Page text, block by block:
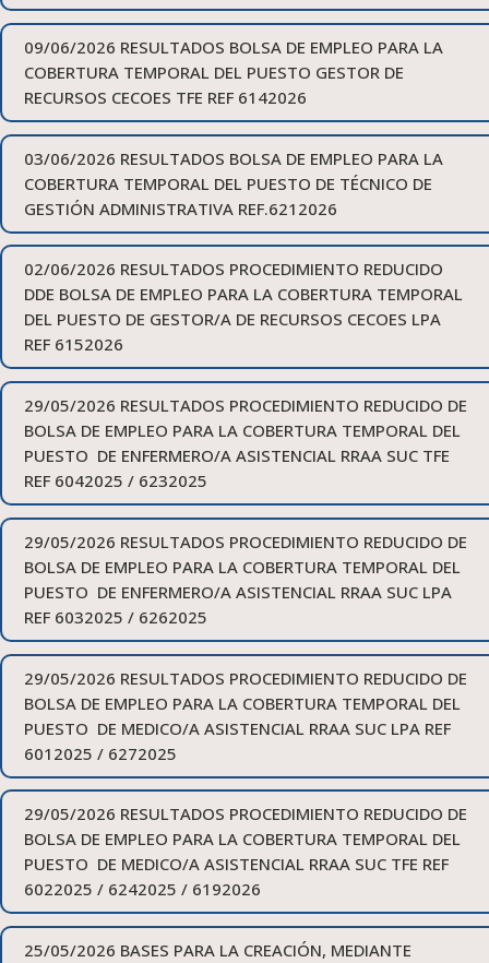
09/06/2026 RESULTADOS BOLSA DE EMPLEO PARA LA
COBERTURA TEMPORAL DEL PUESTO GESTOR DE
RECURSOS CECOES TFE REF 6142026
03/06/2026 RESULTADOS BOLSA DE EMPLEO PARA LA
COBERTURA TEMPORAL DEL PUESTO DE TÉCNICO DE
GESTIÓN ADMINISTRATIVA REF.6212026
02/06/2026 RESULTADOS PROCEDIMIENTO REDUCIDO
DDE BOLSA DE EMPLEO PARA LA COBERTURA TEMPORAL
DEL PUESTO DE GESTOR/A DE RECURSOS CECOES LPA
REF 6152026
29/05/2026 RESULTADOS PROCEDIMIENTO REDUCIDO DE
BOLSA DE EMPLEO PARA LA COBERTURA TEMPORAL DEL
PUESTO DE ENFERMERO/A ASISTENCIAL RRAA SUC TFE
REF 6042025 / 6232025
29/05/2026 RESULTADOS PROCEDIMIENTO REDUCIDO DE
BOLSA DE EMPLEO PARA LA COBERTURA TEMPORAL DEL
PUESTO DE ENFERMERO/A ASISTENCIAL RRAA SUC LPA
REF 6032025 / 6262025
29/05/2026 RESULTADOS PROCEDIMIENTO REDUCIDO DE
BOLSA DE EMPLEO PARA LA COBERTURA TEMPORAL DEL
PUESTO DE MEDICO/A ASISTENCIAL RRAA SUC LPA REF
6012025 / 6272025
29/05/2026 RESULTADOS PROCEDIMIENTO REDUCIDO DE
BOLSA DE EMPLEO PARA LA COBERTURA TEMPORAL DEL
PUESTO DE MEDICO/A ASISTENCIAL RRAA SUC TFE REF
6022025 / 6242025 / 6192026
25/05/2026 BASES PARA LA CREACIÓN, MEDIANTE